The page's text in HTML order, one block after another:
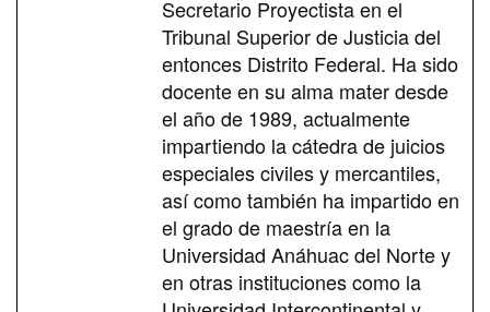
Secretario Proyectista en el
Tribunal Superior de Justicia del
entonces Distrito Federal. Ha sido
docente en su alma mater desde
el año de 1989, actualmente
impartiendo la cátedra de juicios
especiales civiles y mercantiles,
así como también ha impartido en
el grado de maestría en la
Universidad Anáhuac del Norte y
en otras instituciones como la